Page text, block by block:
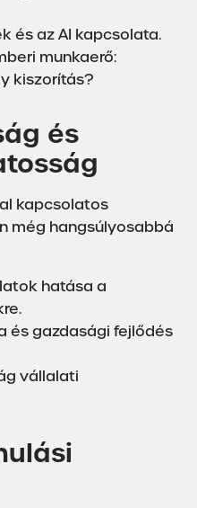
és az AI kapcsolata.
munkaerő:
kiszorítás?
és
kapcsolatos
még hangsúlyosabbá
hatása a
és gazdasági fejlődés
vállalati